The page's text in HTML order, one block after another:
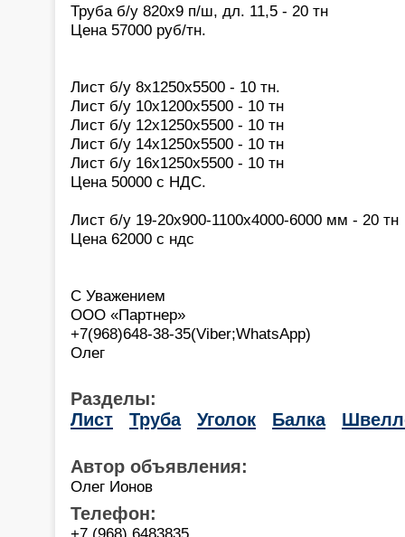
Труба б/у 820х9 п/ш, дл. 11,5 - 20 тн
Цена 57000 руб/тн.
Лист б/у 8х1250х5500 - 10 тн.
Лист б/у 10х1200х5500 - 10 тн
Лист б/у 12х1250х5500 - 10 тн
Лист б/у 14х1250х5500 - 10 тн
Лист б/у 16х1250х5500 - 10 тн
Цена 50000 с НДС.
Лист б/у 19-20х900-1100х4000-6000 мм - 20 тн
Цена 62000 с ндс
С Уважением
ООО «Партнер»
+7(968)648-38-35(Viber;WhatsApp)
Олег
Разделы:
Лист
Труба Уголок Балка
Автор объявления:
Олег Ионов
Телефон:
+7 (968) 6483835